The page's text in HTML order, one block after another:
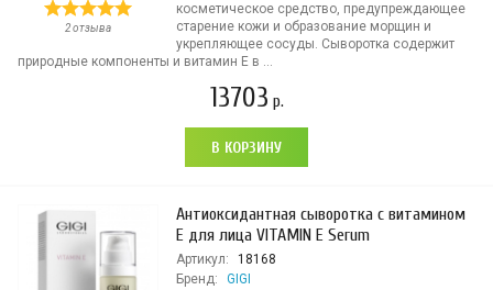
2 отзыва
косметическое средство, предупреждающее
старение кожи и образование морщин и
укрепляющее сосуды. Сыворотка содержит
природные компоненты и витамин Е в ...
13703 р.
В КОРЗИНУ
Антиоксидантная сыворотка с витамином
Е для лица VITAMIN E Serum
Артикул:
18168
Бренд:
GIGI